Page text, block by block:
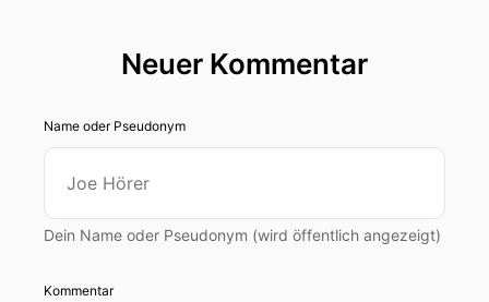
Neuer Kommentar
Name oder Pseudonym
Dein Name oder Pseudonym (wird öffentlich angezeigt)
Kommentar